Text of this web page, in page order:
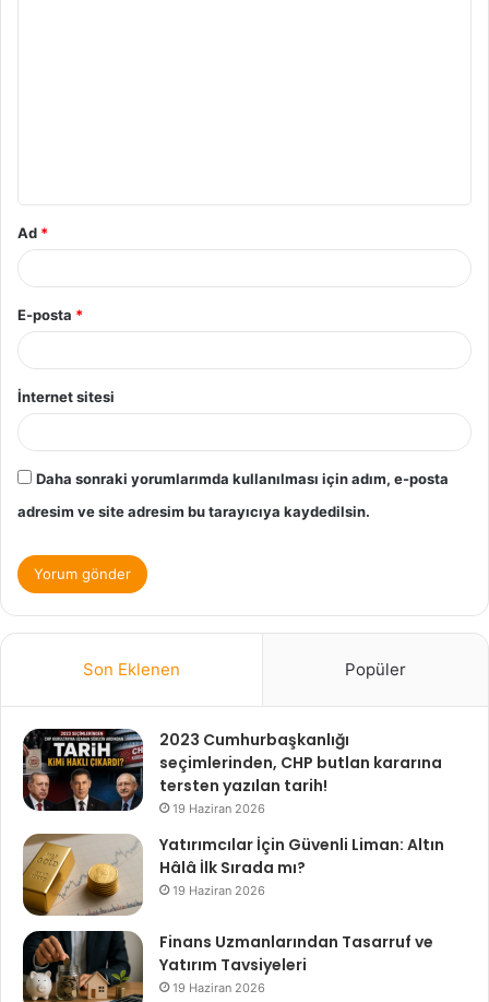
Ad *
E-posta *
İnternet sitesi
Daha sonraki yorumlarımda kullanılması için adım, e-posta
adresim ve site adresim bu tarayıcıya kaydedilsin.
Son Eklenen Popüler
2023 Cumhurbaşkanlığı
seçimlerinden, CHP butlan kararına
tersten yazılan tarih!
19 Haziran 2026
Yatırımcılar İçin Güvenli Liman: Altın
Hâlâ İlk Sırada mı?
19 Haziran 2026
Finans Uzmanlarından Tasarruf ve
Yatırım Tavsiyeleri
19 Haziran 2026